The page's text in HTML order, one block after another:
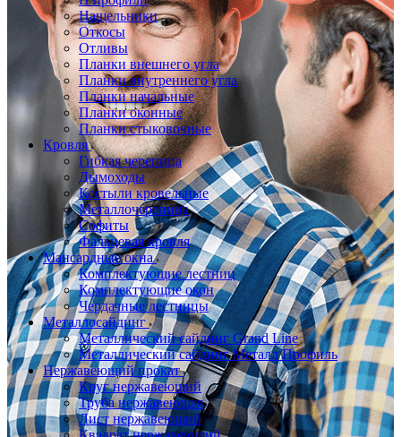
Нащельники
Откосы
Отливы
Планки внешнего угла
Планки внутреннего угла
Планки начальные
Планки оконные
Планки стыковочные
Кровля
Гибкая черепица
Дымоходы
Костыли кровельные
Металлочерепица
Софиты
Фальцевая кровля
Мансардные окна
Комплектующие лестниц
Комплектующие окон
Чердачные лестницы
Металлосайдинг
Металлический сайдинг Grand Line
Металлический сайдинг Металл Профиль
Нержавеющий прокат
Круг нержавеющий
Труба нержавеющая
Лист нержавеющий